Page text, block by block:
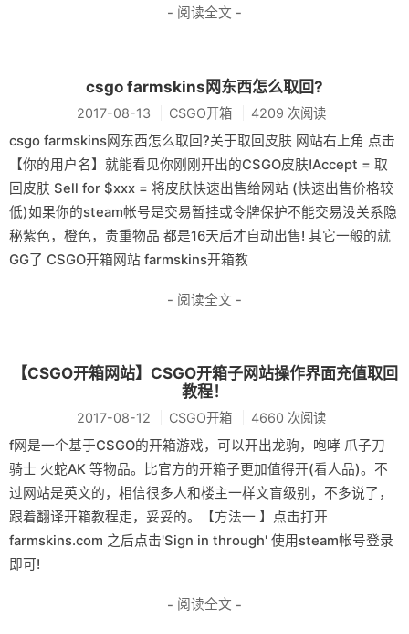
- 阅读全文 -
csgo farmskins网东西怎么取回?
2017-08-13 CSGO开箱 4209 次阅读
csgo farmskins网东西怎么取回?关于取回皮肤 网站右上角 点击
【你的用户名】就能看见你刚刚开出的CSGO皮肤!Accept = 取
回皮肤 Sell for $xxx = 将皮肤快速出售给网站 (快速出售价格较
低)如果你的steam帐号是交易暂挂或令牌保护不能交易没关系隐
秘紫色，橙色，贵重物品 都是16天后才自动出售! 其它一般的就
GG了 CSGO开箱网站 farmskins开箱教
- 阅读全文 -
【CSGO开箱网站】CSGO开箱子网站操作界面充值取回
教程！
2017-08-12 CSGO开箱 4660 次阅读
f网是一个基于CSGO的开箱游戏，可以开出龙驹，咆哮 爪子刀
骑士 火蛇AK 等物品。比官方的开箱子更加值得开(看人品)。不
过网站是英文的，相信很多人和楼主一样文盲级别，不多说了，
跟着翻译开箱教程走，妥妥的。【方法一 】点击打开
farmskins.com 之后点击'Sign in through' 使用steam帐号登录
即可!
- 阅读全文 -